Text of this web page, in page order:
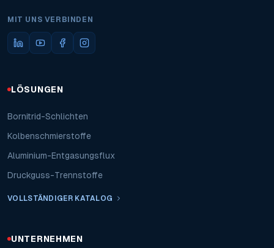
MIT UNS VERBINDEN
LÖSUNGEN
Bornitrid-Schlichten
Kolbenschmierstoffe
Aluminium-Entgasungsflux
Druckguss-Trennstoffe
VOLLSTÄNDIGER KATALOG
UNTERNEHMEN